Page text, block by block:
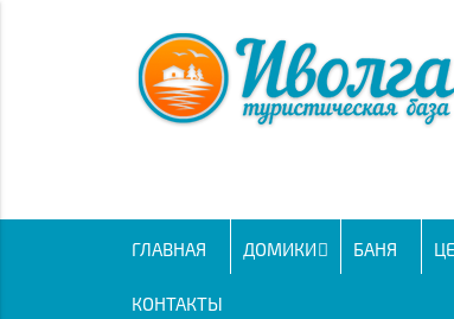
ГЛАВНАЯ ДОМИКИ БАНЯ
КОНТАКТЫ